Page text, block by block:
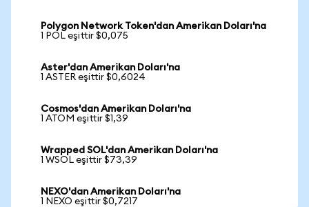
Polygon Network Token'dan Amerikan Doları'na
1 POL eşittir $0,075
Aster'dan Amerikan Doları'na
1 ASTER eşittir $0,6024
Cosmos'dan Amerikan Doları'na
1 ATOM eşittir $1,39
Wrapped SOL'dan Amerikan Doları'na
1 WSOL eşittir $73,39
NEXO'dan Amerikan Doları'na
1 NEXO eşittir $0,7217